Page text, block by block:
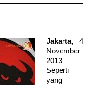
Jakarta, 4
November
2013.
Seperti
yang